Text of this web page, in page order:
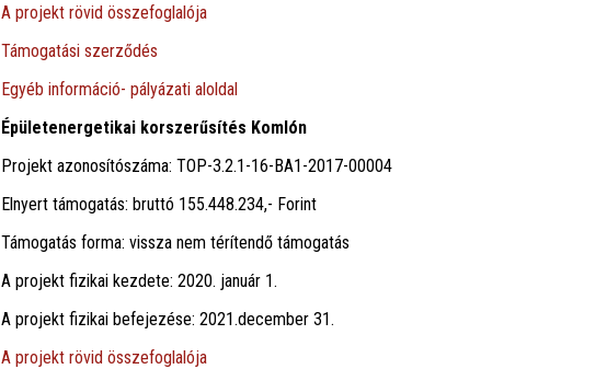
A projekt rövid összefoglalója
Támogatási szerződés
Egyéb információ- pályázati aloldal
Épületenergetikai korszerűsítés Komlón
Projekt azonosítószáma: TOP-3.2.1-16-BA1-2017-00004
Elnyert támogatás: bruttó 155.448.234,- Forint
Támogatás forma: vissza nem térítendő támogatás
A projekt fizikai kezdete: 2020. január 1.
A projekt fizikai befejezése: 2021.december 31.
A projekt rövid összefoglalója